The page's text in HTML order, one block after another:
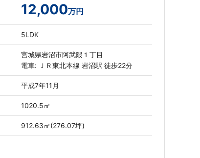
12,000万円
5LDK
宮城県岩沼市阿武隈１丁目
電車: ＪＲ東北本線 岩沼駅 徒歩22分
平成7年11月
1020.5㎡
912.63㎡(276.07坪)